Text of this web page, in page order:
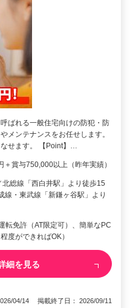
ばれる一般住宅向けの防犯・防
メンテナンスをお任せします。
せます。 【Point】…
賞与750,000以上（昨年実績）
総線「西白井駅」より徒歩15
線・東武線「新鎌ヶ谷駅」より
転免許（AT限定可）、簡単なPC
度ができればOK）
細を見る
04/14 掲載終了日： 2026/09/11